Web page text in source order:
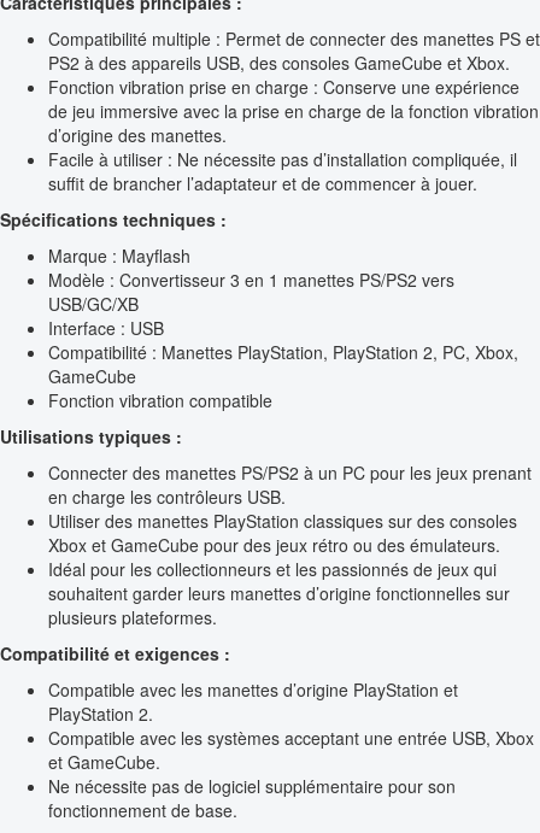
Compatibilité multiple : Permet de connecter des manettes PS et
PS2 à des appareils USB, des consoles GameCube et Xbox.
Fonction vibration prise en charge : Conserve une expérience
de jeu immersive avec la prise en charge de la fonction vibration
d’origine des manettes.
Facile à utiliser : Ne nécessite pas d’installation compliquée, il
suffit de brancher l’adaptateur et de commencer à jouer.
Spécifications techniques :
Marque : Mayflash
Modèle : Convertisseur 3 en 1 manettes PS/PS2 vers
USB/GC/XB
Interface : USB
Compatibilité : Manettes PlayStation, PlayStation 2, PC, Xbox,
GameCube
Fonction vibration compatible
Utilisations typiques :
Connecter des manettes PS/PS2 à un PC pour les jeux prenant
en charge les contrôleurs USB.
Utiliser des manettes PlayStation classiques sur des consoles
Xbox et GameCube pour des jeux rétro ou des émulateurs.
Idéal pour les collectionneurs et les passionnés de jeux qui
souhaitent garder leurs manettes d’origine fonctionnelles sur
plusieurs plateformes.
Compatibilité et exigences :
Compatible avec les manettes d’origine PlayStation et
PlayStation 2.
Compatible avec les systèmes acceptant une entrée USB, Xbox
et GameCube.
Ne nécessite pas de logiciel supplémentaire pour son
fonctionnement de base.